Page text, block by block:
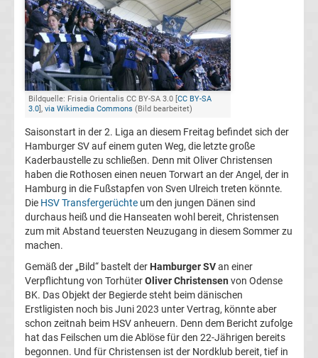
FC
Kaiserslautern
Transfergerüchte
1.
FC
Köln
Transfergerüchte
1.
FC
Magdeburg
Bildquelle: Frisia Orientalis CC BY-SA 3.0 [CC BY-SA
3.0], via Wikimedia Commons (Bild bearbeitet)
Saisonstart in der 2. Liga an diesem Freitag befindet sich der
Hamburger SV auf einem guten Weg, die letzte große
Kaderbaustelle zu schließen. Denn mit Oliver Christensen
haben die Rothosen einen neuen Torwart an der Angel, der in
Hamburg in die Fußstapfen von Sven Ulreich treten könnte.
Die HSV Transfergerüchte um den jungen Dänen sind
durchaus heiß und die Hanseaten wohl bereit, Christensen
zum mit Abstand teuersten Neuzugang in diesem Sommer zu
machen.
Gemäß der „Bild“ bastelt der Hamburger SVan einer
Verpflichtung von TorhüterOliver Christensen von Odense
BK. Das Objekt der Begierde steht beim dänischen
Erstligisten noch bis Juni 2023 unter Vertrag, könnte aber
schon zeitnah beim HSV anheuern. Denn dem Bericht zufolge
hat das Feilschen um die Ablöse für den 22-Jährigen bereits
begonnen. Und für Christensen ist der Nordklub bereit, tief in